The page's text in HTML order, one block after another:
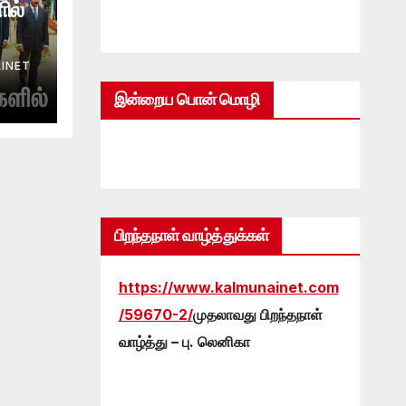
இன்றைய பொன் மொழி
பிறந்தநாள் வாழ்த்துக்கள்
https://www.kalmunainet.com
/59670-2/முதலாவது பிறந்தநாள்
வாழ்த்து – பு. லெனிகா